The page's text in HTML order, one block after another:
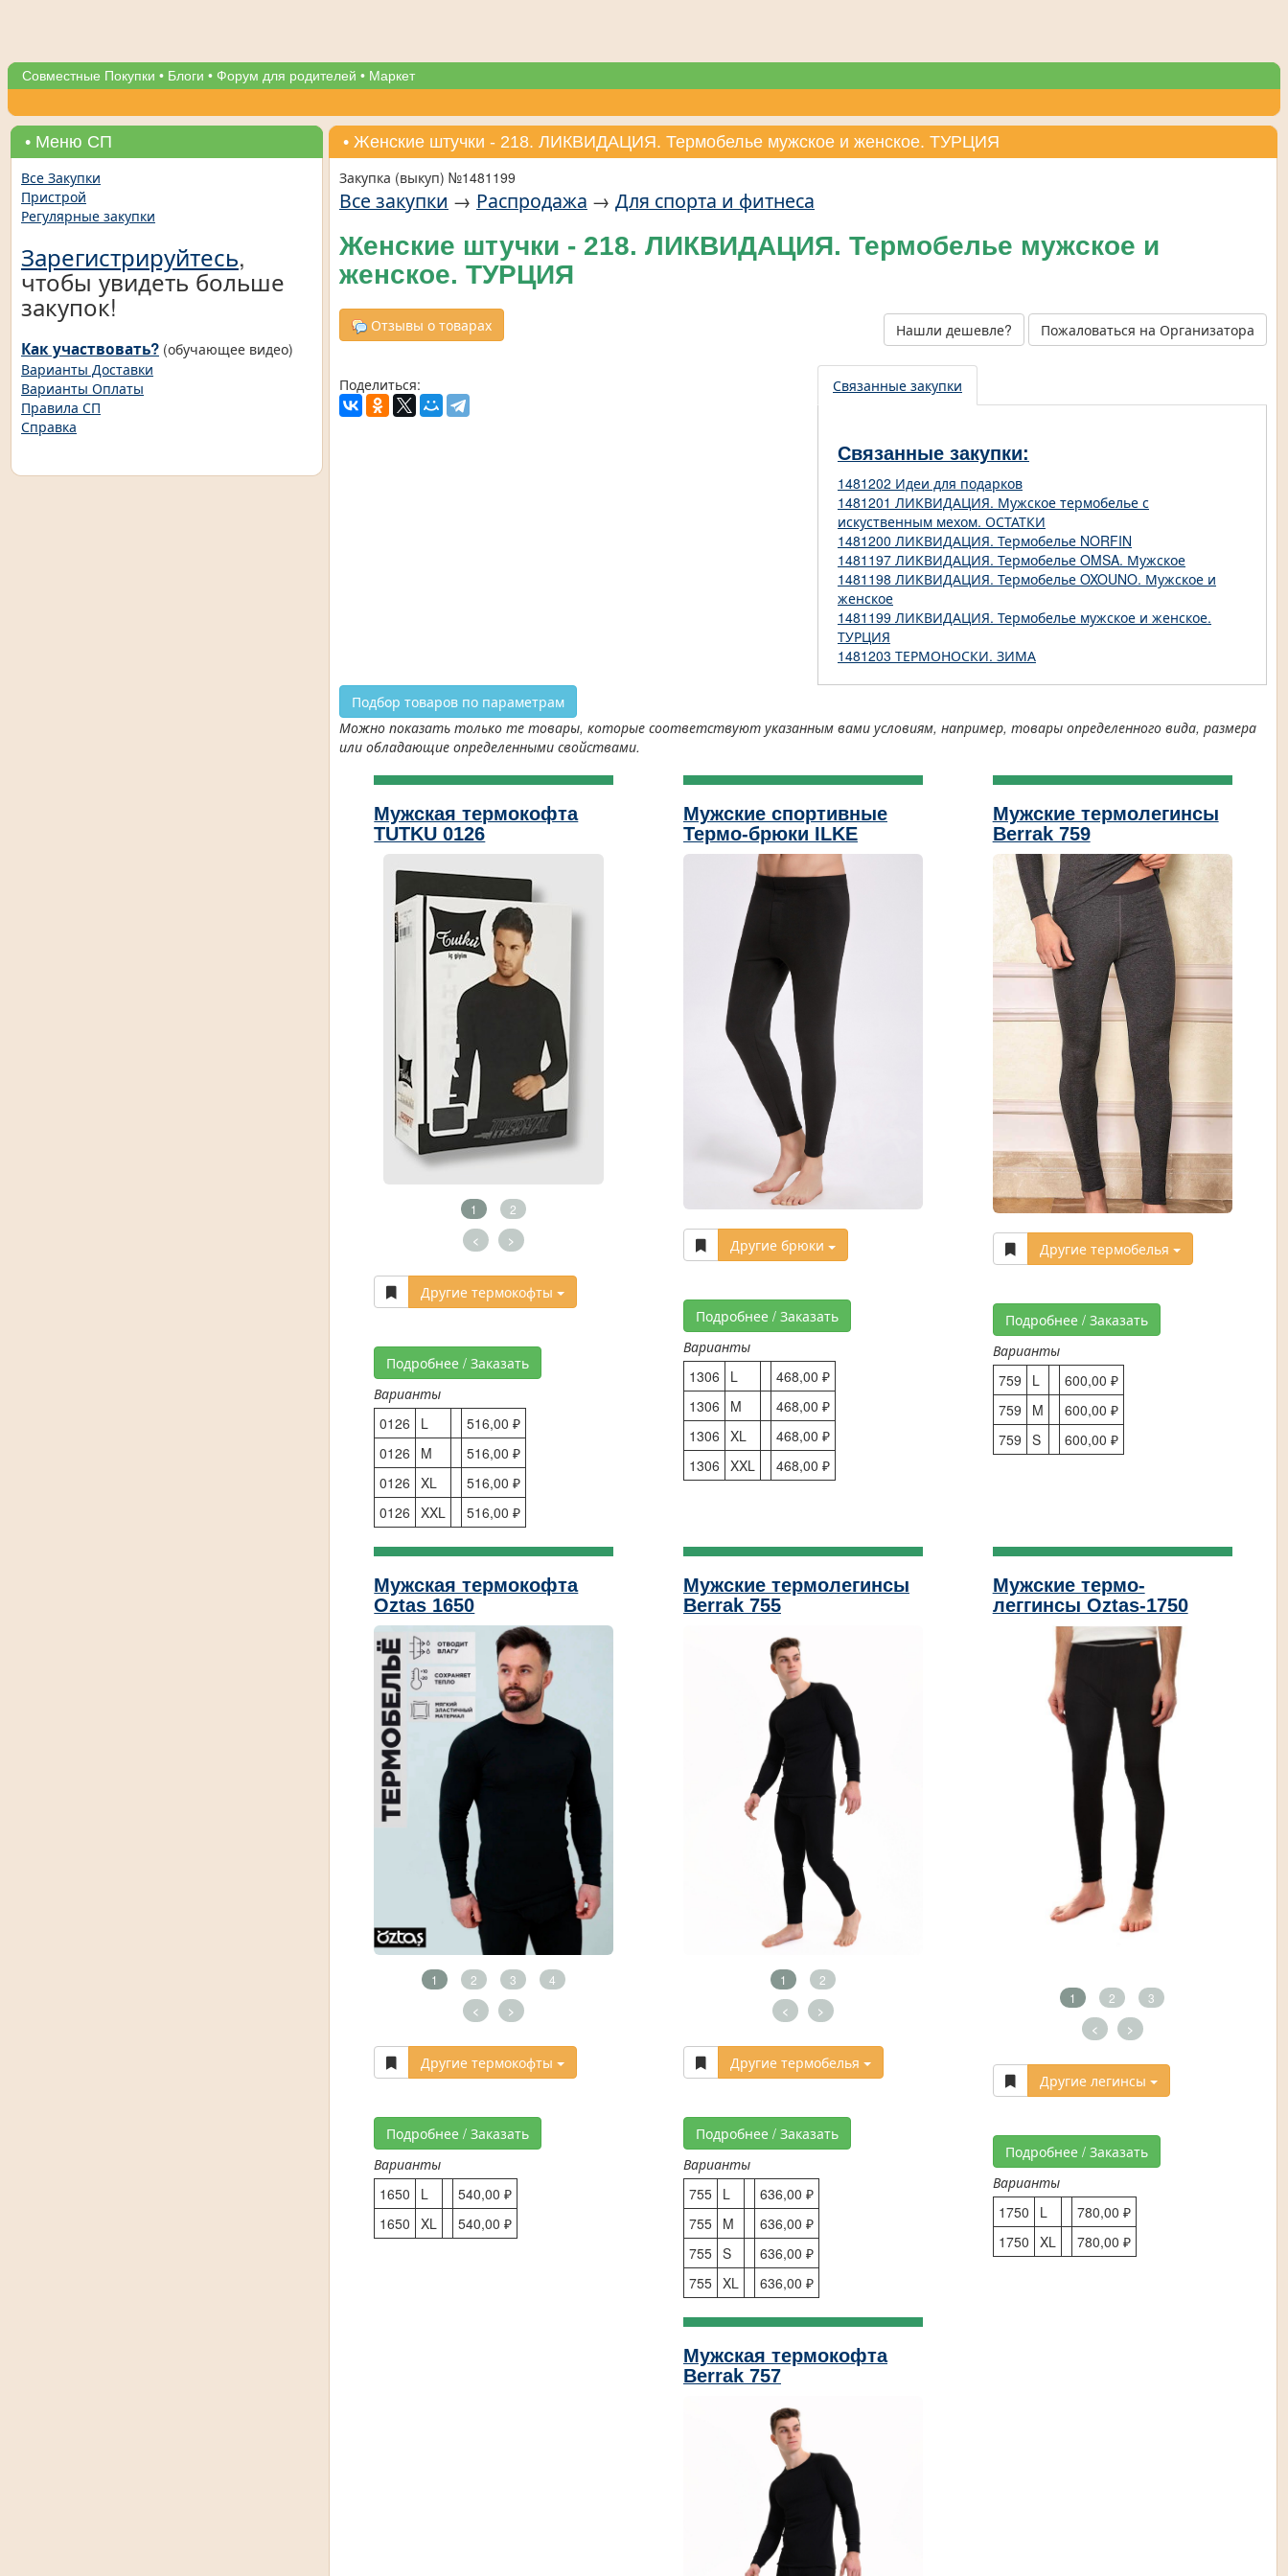
Совместные Покупки • Блоги • Форум для родителей • Маркет
• Меню СП
Все Закупки
Пристрой
Регулярные закупки
Зарегистрируйтесь,
чтобы увидеть больше
закупок!
Как участвовать? (обучающее видео)
Варианты Доставки
Варианты Оплаты
Правила СП
Справка
• Женские штучки - 218. ЛИКВИДАЦИЯ. Термобелье мужское и женское. ТУРЦИЯ
Закупка (выкуп) №1481199
Все закупки → Распродажа → Для спорта и фитнеса
Женские штучки - 218. ЛИКВИДАЦИЯ. Термобелье мужское и
женское. ТУРЦИЯ
Отзывы о товарах Нашли дешевле? Пожаловаться на Организатора
Поделиться: Связанные закупки
Связанные закупки:
1481202 Идеи для подарков
1481201 ЛИКВИДАЦИЯ. Мужское термобелье с
искуственным мехом. ОСТАТКИ
1481200 ЛИКВИДАЦИЯ. Термобелье NORFIN
1481197 ЛИКВИДАЦИЯ. Термобелье OMSA. Мужское
1481198 ЛИКВИДАЦИЯ. Термобелье OXOUNO. Мужское и
женское
1481199 ЛИКВИДАЦИЯ. Термобелье мужское и женское.
ТУРЦИЯ
1481203 ТЕРМОНОСКИ. ЗИМА
Подбор товаров по параметрам
Можно показать только те товары, которые соответствуют указанным вами условиям, например, товары определенного вида, размера
или обладающие определенными свойствами.
Мужская термокофта
TUTKU 0126
1 2
< >
Другие термокофты
Подробнее / Заказать
Варианты
0126
L
516,00 ₽
0126
M
516,00 ₽
0126
XL
516,00 ₽
0126
XXL 516,00 ₽
Мужские спортивные
Термо-брюки ILKE
Другие брюки
Подробнее / Заказать
Варианты
1306
L
468,00 ₽
1306
M
468,00 ₽
1306 XL
468,00 ₽
1306 XXL 468,00 ₽
Мужские термолегинсы
Berrak 759
Другие термобелья
Подробнее / Заказать
Варианты
759
L
600,00 ₽
759
M
600,00 ₽
759 S 600,00 ₽
Мужская термокофта
Oztas 1650
1 2 3 4
< >
Другие термокофты
Подробнее / Заказать
Варианты
1650
L
540,00 ₽
1650
XL 540,00 ₽
Мужские термолегинсы
Berrak 755
1 2
< >
Другие термобелья
Подробнее / Заказать
Варианты
755
L
636,00 ₽
755
M
636,00 ₽
755 S
636,00 ₽
755 XL 636,00 ₽
Мужские термо-
леггинсы Oztas-1750
1 2 3
< >
Другие легинсы
Подробнее / Заказать
Варианты
1750
L
780,00 ₽
1750 XL 780,00 ₽
Мужская термокофта
Berrak 757